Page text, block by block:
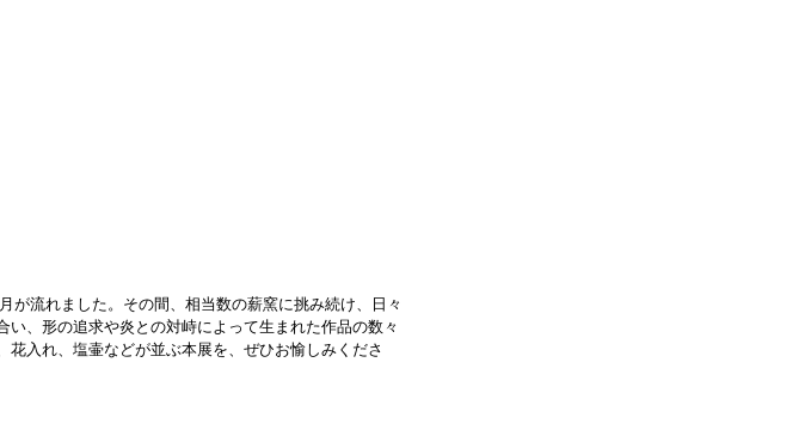
が流れました。その間、相当数の薪窯に挑み続け、日々
、形の追求や炎との対峙によって生まれた作品の数々
入れ、塩壷などが並ぶ本展を、ぜひお愉しみくださ